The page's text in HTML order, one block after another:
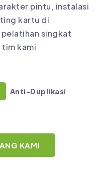
pintu, instalasi
kartu di
singkat
kami
Anti-Duplikasi
KAMI